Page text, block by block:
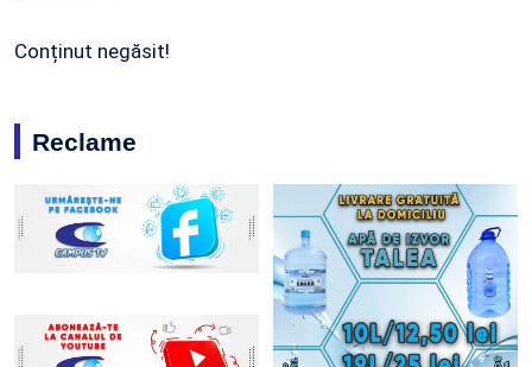
Conținut negăsit!
Reclame